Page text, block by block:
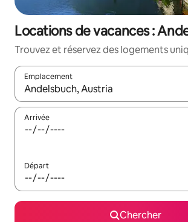
Locations de vacances :
Trouvez et réservez des logements
Emplacement
Quand les résultats sont affichés,
Arrivée
Départ
Chercher